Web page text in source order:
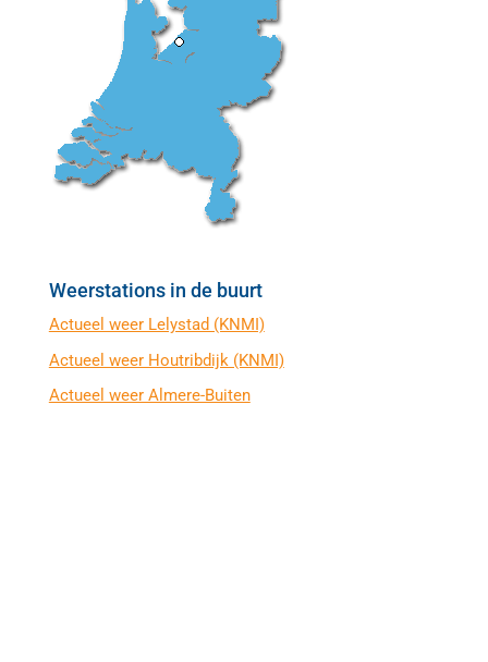
Weerstations in de buurt
Actueel weer Lelystad (KNMI)
Actueel weer Houtribdijk (KNMI)
Actueel weer Almere-Buiten